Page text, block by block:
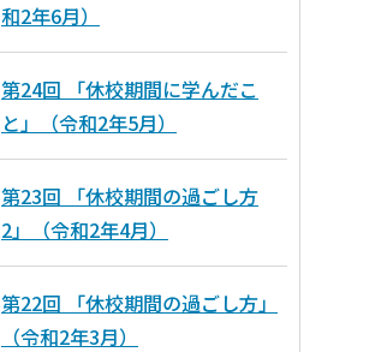
和2年6月）
第24回 「休校期間に学んだこ
と」（令和2年5月）
第23回 「休校期間の過ごし方
2」（令和2年4月）
第22回 「休校期間の過ごし方」
（令和2年3月）